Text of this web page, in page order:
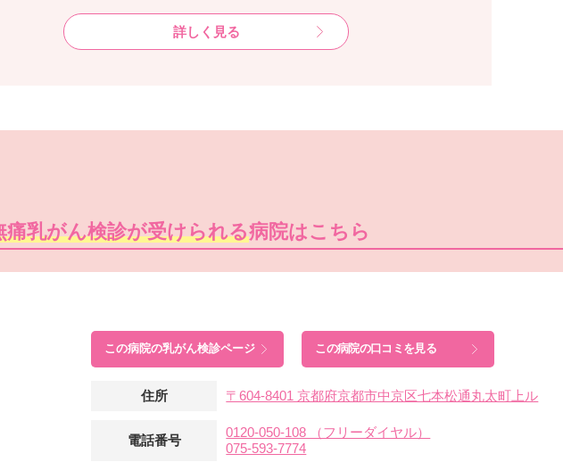
詳しく見る
痛乳がん検診が受けられる病院はこちら
この病院の乳がん検診ページ この病院の口コミを見る
住所 〒604-8401 京都府京都市中京区七本松通丸太町上ル
電話番号
0120-050-108 （フリーダイヤル）
075-593-7774